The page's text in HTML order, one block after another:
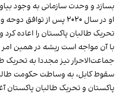
بسازد و وحدت سازمانی به وجود
او در سال ۲۰۲۰ پس از
تحریک طالبان پاکستان را اعاده
با آن مواجه است ریشه در همین
جماعت‌الاحرار نیز مجددا به تحریک
سقوط کابل، به وساطت حکومت
پاکستان و تحریک طالبان پاکستان